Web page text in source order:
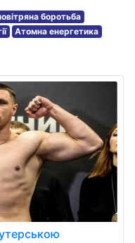
боротьба
Атомна енергетика